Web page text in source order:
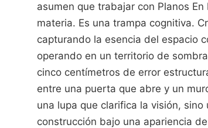
asumen que trabajar con Planos
materia. Es una trampa cognitiva.
capturando la esencia del espacio
operando en un territorio de
cinco centímetros de error
entre una puerta que abre y un
una lupa que clarifica la visión,
construcción bajo una apariencia